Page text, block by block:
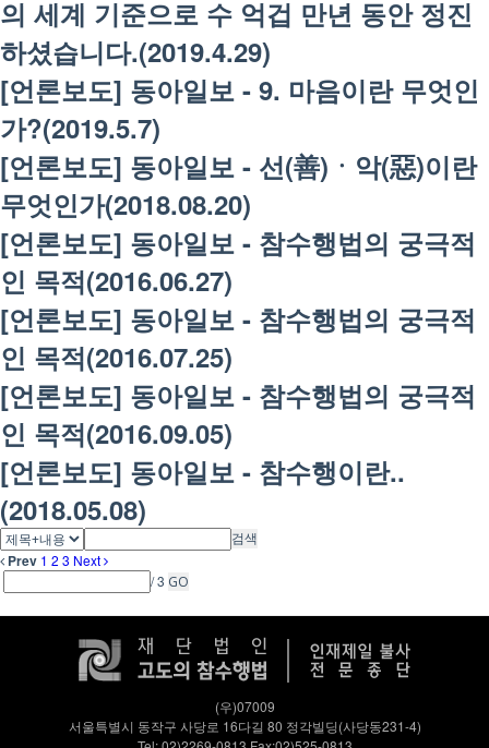
의 세계 기준으로 수 억겁 만년 동안 정진
하셨습니다.(2019.4.29)
[언론보도] 동아일보 - 9. 마음이란 무엇인
가?(2019.5.7)
[언론보도] 동아일보 - 선(善)ㆍ악(惡)이란
무엇인가(2018.08.20)
[언론보도] 동아일보 - 참수행법의 궁극적
인 목적(2016.06.27)
[언론보도] 동아일보 - 참수행법의 궁극적
인 목적(2016.07.25)
[언론보도] 동아일보 - 참수행법의 궁극적
인 목적(2016.09.05)
[언론보도] 동아일보 - 참수행이란..
(2018.05.08)
검색
Prev 1 2 3 Next
/ 3 GO
(우)07009
서울특별시 동작구 사당로 16다길 80 정각빌딩(사당동231-4)